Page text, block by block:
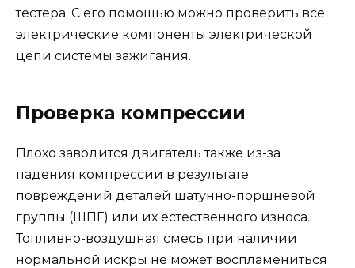
тестера. С его помощью можно проверить все
электрические компоненты электрической
цепи системы зажигания.
Проверка компрессии
Плохо заводится двигатель также из-за
падения компрессии в результате
повреждений деталей шатунно-поршневой
группы (ШПГ) или их естественного износа.
Топливно-воздушная смесь при наличии
нормальной искры не может воспламениться